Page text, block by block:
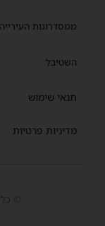
ממסדרונות העירייה
השטיבל
תנאי שימוש
מדיניות פרטיות
©